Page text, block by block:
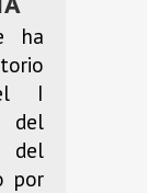
ha
I
del
del
por